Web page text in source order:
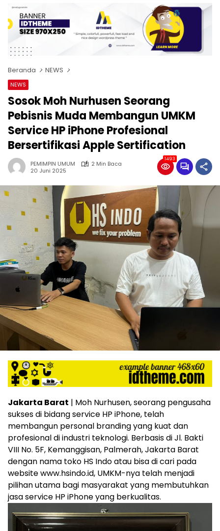
Beranda NEWS
NEWS
Sosok Moh Nurhusen Seorang
Pebisnis Muda Membangun UMKM
Service HP iPhone Profesional
Bersertifikasi Apple Sertification
PEMIMPIN UMUM
2 Min Baca
20 Juni 2025
1493
Jakarta Barat | Moh Nurhusen, seorang pengusaha
sukses di bidang service HP iPhone, telah
membangun personal branding yang kuat dan
profesional di industri teknologi. Berbasis di Jl. Bakti
VIII No. 5F, Kemanggisan, Palmerah, Jakarta Barat
dengan nama toko HS Indo atau bisa di cari pada
website www.hsindo.id, UMKM-nya telah menjadi
pilihan utama bagi masyarakat yang membutuhkan
jasa service HP iPhone yang berkualitas.